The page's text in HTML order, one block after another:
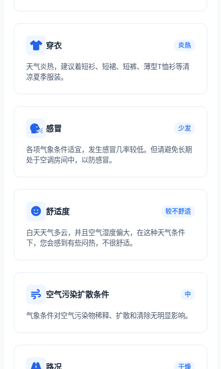
穿衣 炎热
天气炎热，建议着短衫、短裙、短裤、薄型T恤衫等清
凉夏季服装。
感冒 少发
各项气象条件适宜，发生感冒几率较低。但请避免长期
处于空调房间中，以防感冒。
舒适度 较不舒适
白天天气多云，并且空气湿度偏大，在这种天气条件
下，您会感到有些闷热，不很舒适。
空气污染扩散条件 中
气象条件对空气污染物稀释、扩散和清除无明显影响。
路况 干燥